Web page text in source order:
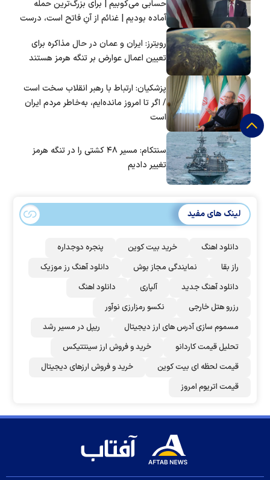
حسابی می‌کوبیم | برای بزرگ‌ترین حمله
آماده بودیم | غنائم از آنِ فاتح است، درست
رویترز: ایران و عمان در حال مذاکره برای
تعیین اعمال عوارض بر تنگه هرمز هستند
پزشکیان: ارتباط با رهبر انقلاب سخت است
/ اگر تا امروز مانده‌ایم، به‌خاطر مردم ایران
است
سنتکام: مسیر ۴۸ کشتی را در تنگه هرمز
تغییر دادیم
لینک های مفید
دانلود اهنگ خرید بیت کوین
پنجره دوجداره
راز بقا
نمایندگی مجاز بوش
دانلود آهنگ رز‌ موزیک
دانلود آهنگ جدید
آلپاری
دانلود اهنگ
رزرو هتل خارجی
نکسو رمزارزی نوآور
مسموم سازی آدرس های ارز دیجیتال
ریپل در مسیر رشد
تحلیل قیمت کاردانو
خرید و فروش ارز سینتتیکس
قیمت لحظه ای بیت کوین
خرید و فروش ارزهای دیجیتال
قیمت اتریوم امروز